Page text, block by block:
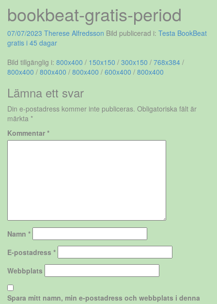
bookbeat-gratis-period
07/07/2023 Therese Alfredsson Bild publicerad i: Testa BookBeat
gratis i 45 dagar
Bild tillgänglig i: 800x400 / 150x150 / 300x150 / 768x384 /
800x400 / 800x400 / 800x400 / 600x400 / 800x400
Lämna ett svar
Din e-postadress kommer inte publiceras. Obligatoriska fält är
märkta *
Kommentar *
Namn *
E-postadress *
Webbplats
Spara mitt namn, min e-postadress och webbplats i denna